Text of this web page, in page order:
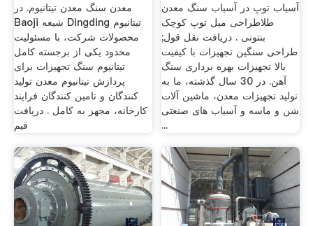
معدن سنگ معدن تیتانیوم. در
Baoji شیعه Dingding تیتانیوم
محصولات شرکت، با مسئولیت
محدود یکی از برجسته کامل
تیتانیوم سنگ تجهیزات برای
پردازش تیتانیوم معدن تولید
کنندگان و تامین کنندگان فرایند
کارخانه، مجهز به کامل . دریافت
قیم
آسیاب توپ در آسیاب سنگ معدن
طلاطراحی میل توپ کوچک
بنتونی . دریافت نقل قول;
طراحی سنگین تجهیزات با کیفیت
بالا تجهیزات بهره برداری سنگ
آهن. در 30 سال گذشته، ما به
تولید تجهیزات معدن، ماشین آلات
شن و ماسه و آسیاب های صنعتی
...